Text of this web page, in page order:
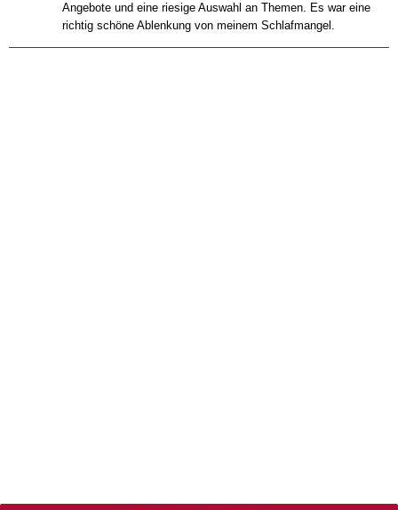
Angebote und eine riesige Auswahl an Themen. Es war eine
richtig schöne Ablenkung von meinem Schlafmangel.